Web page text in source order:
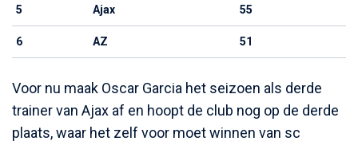
5 Ajax 55
6 AZ 51
Voor nu maak Oscar Garcia het seizoen als derde
trainer van Ajax af en hoopt de club nog op de derde
plaats, waar het zelf voor moet winnen van sc